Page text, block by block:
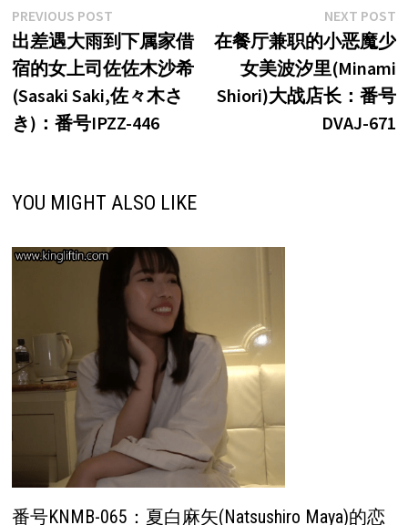
文
章
导
航
PREVIOUS POSTPrevious
post:
出差遇大雨到下属家借
宿的女上司佐佐木沙希
(Sasaki Saki,佐々木さ
き)：番号IPZZ-446
NEXT POST
在餐厅兼职的小恶魔少
女美波汐里(Minami
Shiori)大战店长：番号
DVAJ-671
YOU MIGHT ALSO LIKE
番号KNMB-065：夏白麻矢(Natsushiro Maya)的恋